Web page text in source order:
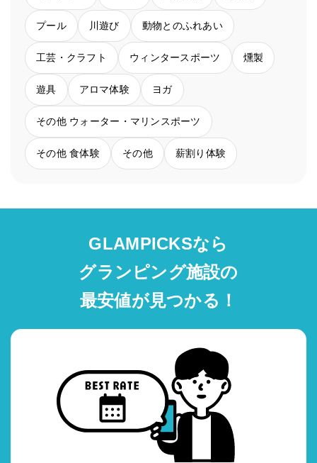
プール 川遊び 動物とのふれあい
工芸・クラフト ウィンタースポーツ 燻製
遊具 アロマ体験 ヨガ
その他 ウォーター・マリンスポーツ
その他 食体験 その他 薪割り体験
GLAMPICKSなら
グランピング施設の
最安値が見つかる！